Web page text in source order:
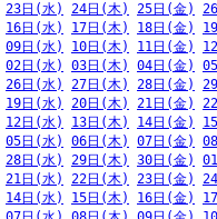
23日(水) 24日(木) 25日(金)
16日(水) 17日(木) 18日(金)
09日(水) 10日(木) 11日(金)
02日(水) 03日(木) 04日(金)
26日(水) 27日(木) 28日(金)
19日(水) 20日(木) 21日(金)
12日(水) 13日(木) 14日(金)
05日(水) 06日(木) 07日(金)
28日(水) 29日(木) 30日(金)
21日(水) 22日(木) 23日(金)
14日(水) 15日(木) 16日(金)